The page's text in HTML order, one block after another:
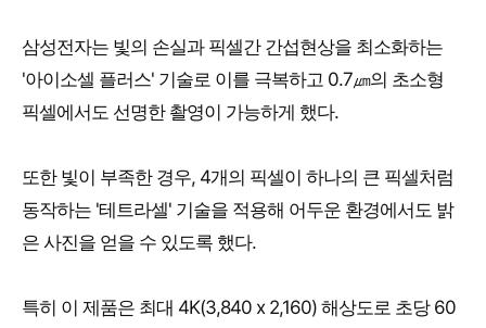
삼성전자는 빛의 손실과 픽셀간 간섭현상을 최소화하는
'아이소셀 플러스' 기술로 이를 극복하고 0.7㎛의 초소형
픽셀에서도 선명한 촬영이 가능하게 했다.
또한 빛이 부족한 경우, 4개의 픽셀이 하나의 큰 픽셀처럼
동작하는 '테트라셀' 기술을 적용해 어두운 환경에서도 밝
은 사진을 얻을 수 있도록 했다.
특히 이 제품은 최대 4K(3,840 x 2,160) 해상도로 초당 60